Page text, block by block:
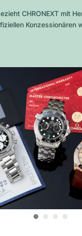
CHRONEXT mit
Konzessionären